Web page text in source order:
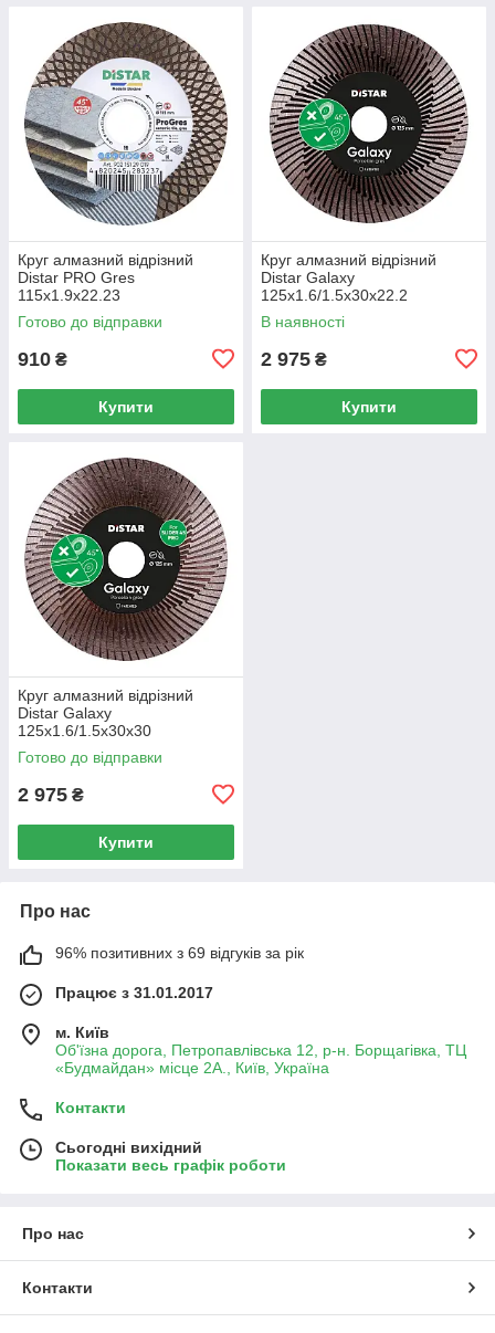
Круг алмазний вiдрiзний
Distar PRO Gres
115x1.9x22.23
Готово до відправки
910 ₴
Купити
Круг алмазний вiдрiзний
Distar Galaxy
125x1.6/1.5x30x22.2
В наявності
2 975 ₴
Купити
Круг алмазний вiдрiзний
Distar Galaxy
125x1.6/1.5x30x30
Готово до відправки
2 975 ₴
Купити
Про нас
96% позитивних з 69 відгуків за рік
Працює з 31.01.2017
м. Київ
Об'їзна дорога, Петропавлівська 12, р-н. Борщагівка, ТЦ
«Будмайдан» місце 2А., Київ, Україна
Контакти
Сьогодні вихідний
Показати весь графік роботи
Про нас
Контакти